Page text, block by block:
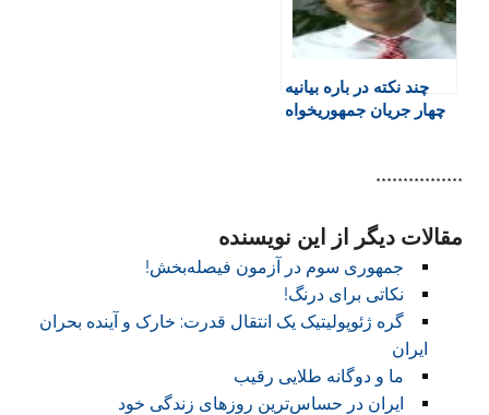
چند نکته در باره بیانیه
چهار جریان جمهوریخواه
****************
مقالات دیگر از این نویسنده
جمهوری سوم در آزمون فیصله‌بخش!
نکاتی برای درنگ!
گره ژئوپولیتیک یک انتقال قدرت: خارک و آینده بحران
ایران
ما و دوگانه طلایی رقیب
ایران در حساس‌ترین روزهای زندگی خود